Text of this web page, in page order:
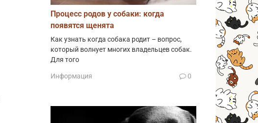
Процесс родов у собаки: когда
появятся щенята
Как узнать когда собака родит – вопрос,
который волнует многих владельцев собак.
Для того
Информация 0